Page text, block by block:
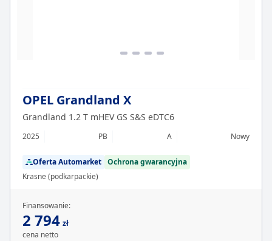
OPEL Grandland X
Grandland 1.2 T mHEV GS S&S eDTC6
2025 PB A Nowy
Oferta Automarket Ochrona gwarancyjna
Krasne (podkarpackie)
Finansowanie:
2 794 zł
cena netto